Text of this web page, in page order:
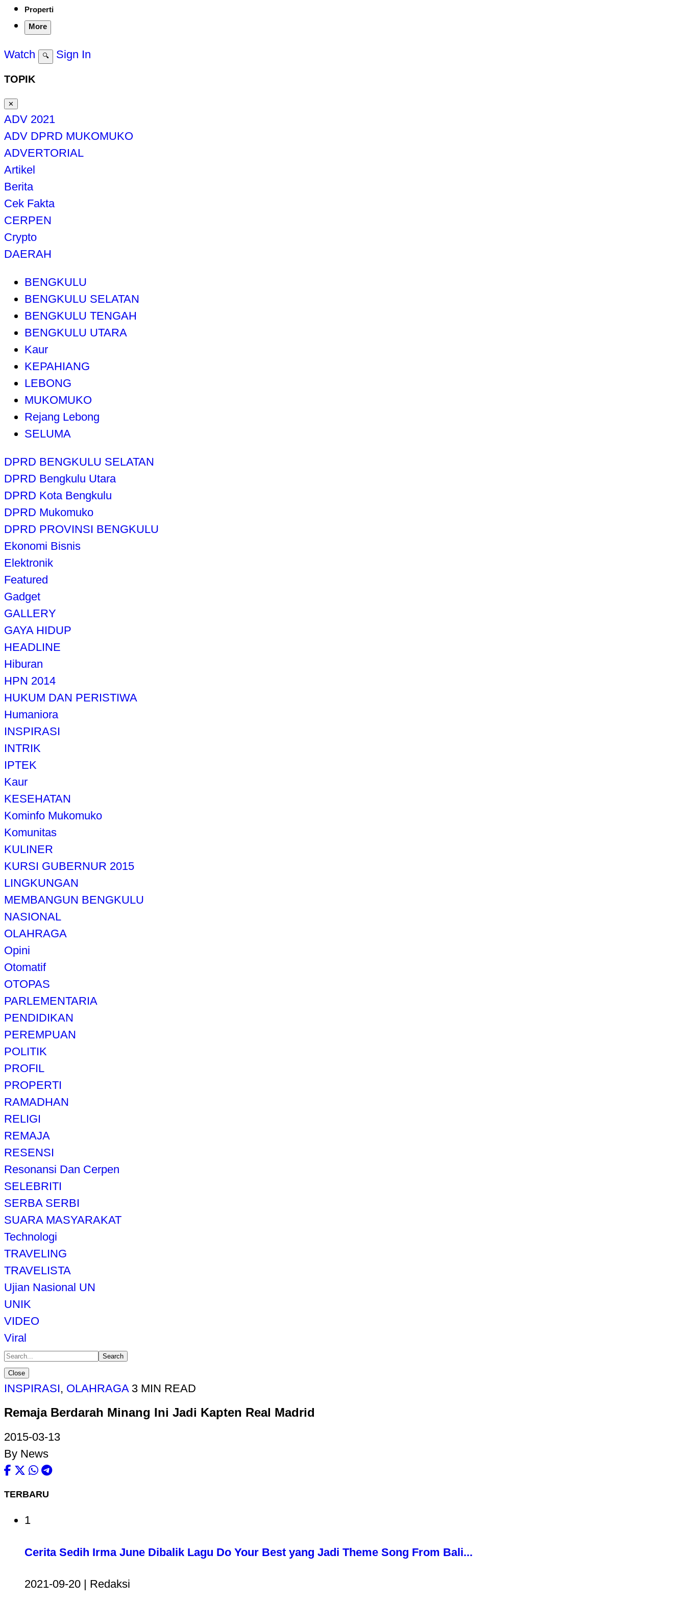
Properti
More
Watch 🔍 Sign In
TOPIK
✕
ADV 2021
ADV DPRD MUKOMUKO
ADVERTORIAL
Artikel
Berita
Cek Fakta
CERPEN
Crypto
DAERAH
BENGKULU
BENGKULU SELATAN
BENGKULU TENGAH
BENGKULU UTARA
Kaur
KEPAHIANG
LEBONG
MUKOMUKO
Rejang Lebong
SELUMA
DPRD BENGKULU SELATAN
DPRD Bengkulu Utara
DPRD Kota Bengkulu
DPRD Mukomuko
DPRD PROVINSI BENGKULU
Ekonomi Bisnis
Elektronik
Featured
Gadget
GALLERY
GAYA HIDUP
HEADLINE
Hiburan
HPN 2014
HUKUM DAN PERISTIWA
Humaniora
INSPIRASI
INTRIK
IPTEK
Kaur
KESEHATAN
Kominfo Mukomuko
Komunitas
KULINER
KURSI GUBERNUR 2015
LINGKUNGAN
MEMBANGUN BENGKULU
NASIONAL
OLAHRAGA
Opini
Otomatif
OTOPAS
PARLEMENTARIA
PENDIDIKAN
PEREMPUAN
POLITIK
PROFIL
PROPERTI
RAMADHAN
RELIGI
REMAJA
RESENSI
Resonansi Dan Cerpen
SELEBRITI
SERBA SERBI
SUARA MASYARAKAT
Technologi
TRAVELING
TRAVELISTA
Ujian Nasional UN
UNIK
VIDEO
Viral
Search
Close
INSPIRASI, OLAHRAGA 3 MIN READ
Remaja Berdarah Minang Ini Jadi Kapten Real Madrid
2015-03-13
By News
TERBARU
1
Cerita Sedih Irma June Dibalik Lagu Do Your Best yang Jadi Theme Song From Bali...
2021-09-20 | Redaksi